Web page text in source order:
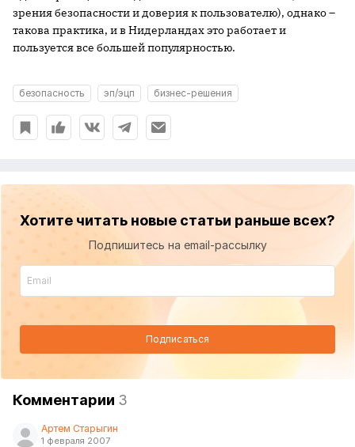
зрения безопасности и доверия к пользователю), однако –
такова практика, и в Нидерландах это работает и
пользуется все большей популярностью.
безопасность эп/эцп бизнес-решения
Хотите читать новые статьи раньше всех?
Подпишитесь на email-рассылку
Подписаться
Комментарии 3
Артем Старыгин
1 февраля 2007